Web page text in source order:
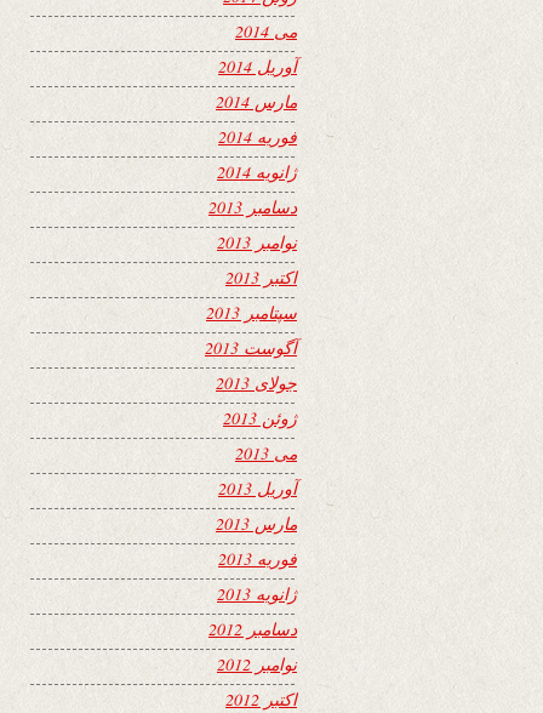
می 2014
آوریل 2014
مارس 2014
فوریه 2014
ژانویه 2014
دسامبر 2013
نوامبر 2013
اکتبر 2013
سپتامبر 2013
آگوست 2013
جولای 2013
ژوئن 2013
می 2013
آوریل 2013
مارس 2013
فوریه 2013
ژانویه 2013
دسامبر 2012
نوامبر 2012
اکتبر 2012